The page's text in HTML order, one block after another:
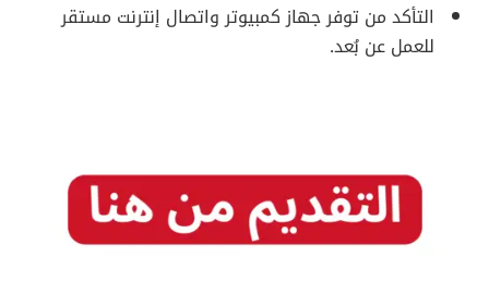
التأكد من توفر جهاز كمبيوتر واتصال إنترنت مستقر
للعمل عن بُعد.